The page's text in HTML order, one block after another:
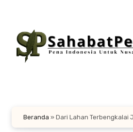
konten
Beranda » Dari Lahan Terbengkalai